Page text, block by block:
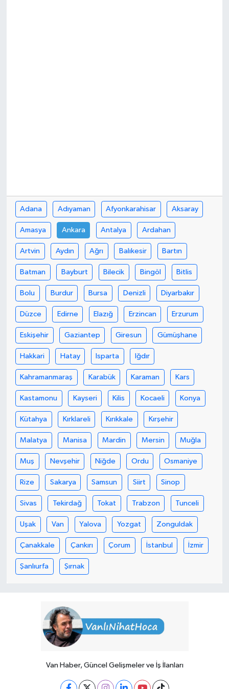
Adana Adıyaman Afyonkarahisar Aksaray
Amasya Ankara Antalya Ardahan
Artvin Aydın Ağrı Balıkesir Bartın
Batman Bayburt Bilecik Bingöl Bitlis
Bolu Burdur Bursa Denizli Diyarbakır
Düzce Edirne Elazığ Erzincan Erzurum
Eskişehir Gaziantep Giresun Gümüşhane
Hakkari Hatay Isparta Iğdır
Kahramanmaraş Karabük Karaman Kars
Kastamonu Kayseri Kilis Kocaeli Konya
Kütahya Kırklareli Kırıkkale Kırşehir
Malatya Manisa Mardin Mersin Muğla
Muş Nevşehir Niğde Ordu Osmaniye
Rize Sakarya Samsun Siirt Sinop
Sivas Tekirdağ Tokat Trabzon Tunceli
Uşak Van Yalova Yozgat Zonguldak
Çanakkale Çankırı Çorum İstanbul İzmir
Şanlıurfa Şırnak
Van Haber, Güncel Gelişmeler ve İş İlanları